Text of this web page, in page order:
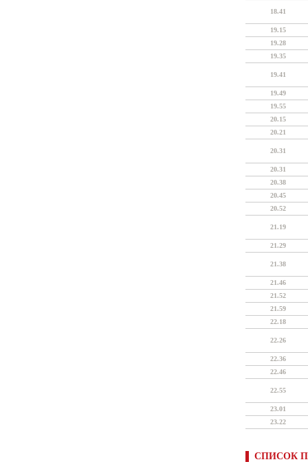
18.41
19.15
19.28
19.35
19.41
19.49
19.55
20.15
20.21
20.31
20.31
20.38
20.45
20.52
21.19
21.29
21.38
21.46
21.52
21.59
22.18
22.26
22.36
22.46
22.55
23.01
23.22
СПИСОК